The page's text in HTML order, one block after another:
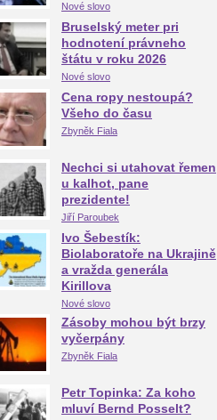
Nové slovo
Bruselský meter pri
hodnotení právneho
štátu v roku 2026
Nové slovo
Cena ropy nestoupá?
Všeho do času
Zbyněk Fiala
Nechci si utahovat řemen
u kalhot, pane
prezidente!
Jiří Paroubek
Ivo Šebestík:
Biolaboratoře na Ukrajině
a vražda generála
Kirillova
Nové slovo
Zásoby mohou být brzy
vyčerpány
Zbyněk Fiala
Petr Topinka: Za koho
mluví Bernd Posselt?